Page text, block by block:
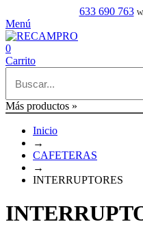
633 690 763
Menú
0
Carrito
Más productos »
Inicio
→
CAFETERAS
→
INTERRUPTORES